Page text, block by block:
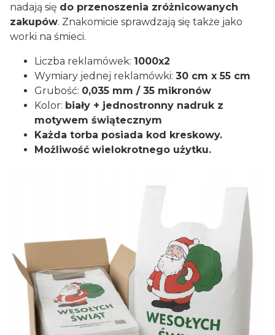
nadają się do przenoszenia zróżnicowanych
zakupów. Znakomicie sprawdzają się także jako
worki na śmieci.
Liczba reklamówek: 1000x2
Wymiary jednej reklamówki: 30 cm x 55 cm
Grubość: 0,035 mm / 35 mikronów
Kolor: biały + jednostronny nadruk z
motywem świątecznym
Każda torba posiada kod kreskowy.
Możliwość wielokrotnego użytku.